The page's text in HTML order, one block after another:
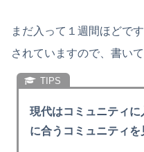
まだ入って１週間ほどで
されていますので、書い
現代はコミュニティ
に合うコミュニティを